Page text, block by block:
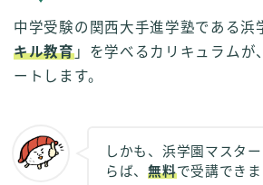
中学受験の関西大手進学塾である浜
キル教育」を学べるカリキュラムが
ートします。
しかも、浜学園マスタ
らば、無料で受講できま